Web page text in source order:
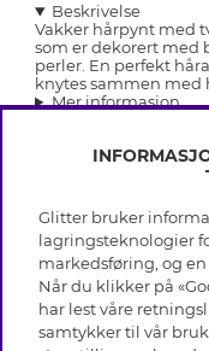
Beskrivelse
Vakker hårpynt med
som er dekorert med
perler. En perfekt
knytes sammen med
Mer informasjon
Glitter bruker
lagringsteknologier
markedsføring, og
Når du klikker på
har lest våre
samtykker til vår